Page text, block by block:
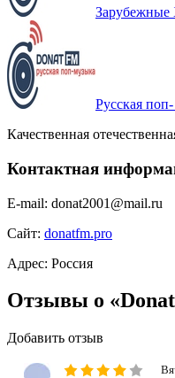
Русская
Качественная
Контактная
E-mail: donat2001@mail.ru
Сайт: donatfm.pro
Адрес: Россия
Отзывы о
Добавить отзыв